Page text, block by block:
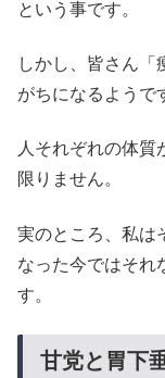
という事です。
しかし、皆さん「
がちになるようで
人それぞれの体
限りません。
実のところ、私は
なった今ではそれ
す。
甘党と胃下